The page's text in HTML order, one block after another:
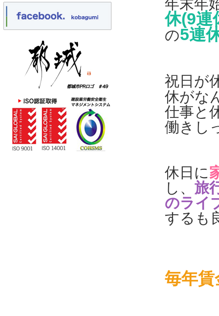
年末年
休(9連
の5連
祝日が
休がな
仕事と
働きし
休日に
し、 旅
のライ
するも
毎年